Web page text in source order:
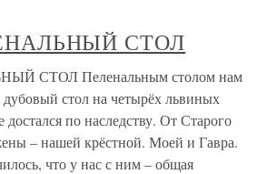
СТОЛ
СТОЛ Пеленальным столом нам
стол на четырёх львиных
по наследству. От Старого
– нашей крёстной. Моей и Гавра.
что у нас с ним – общая